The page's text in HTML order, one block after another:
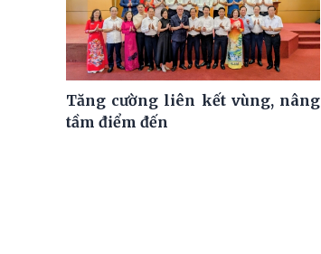
Tăng cường liên kết vùng, nâng
tầm điểm đến